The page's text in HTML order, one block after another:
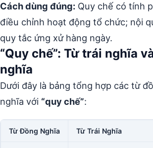
Cách dùng đúng: Quy chế có tính
điều chỉnh hoạt động tổ chức; nội
quy tắc ứng xử hàng ngày.
“Quy chế”: Từ trái nghĩa
nghĩa
Dưới đây là bảng tổng hợp các từ
nghĩa với “quy chế”:
Từ Đồng Nghĩa Từ Trái Nghĩa